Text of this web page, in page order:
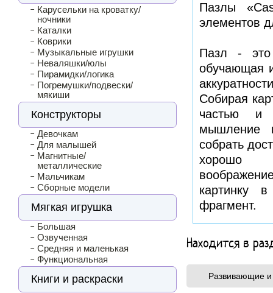
Пазлы
элементов
Пазл - это
обучающая
Собирая
частью и
мышление
собрать
хорошо
картинку
фрагмент.
Находится в
Развивающие и
Карусельки на кроватку/
ночники
Каталки
Коврики
Музыкальные игрушки
Неваляшки/юлы
Пирамидки/логика
Погремушки/подвески/
мякиши
Конструкторы
Девочкам
Для малышей
Магнитные/
металлические
Мальчикам
Сборные модели
Мягкая игрушка
Большая
Озвученная
Средняя и маленькая
Функциональная
Книги и раскраски